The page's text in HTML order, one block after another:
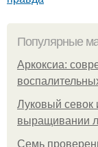
Популярные
Аркоксиа:
Луковый севок
выращивании
Семь